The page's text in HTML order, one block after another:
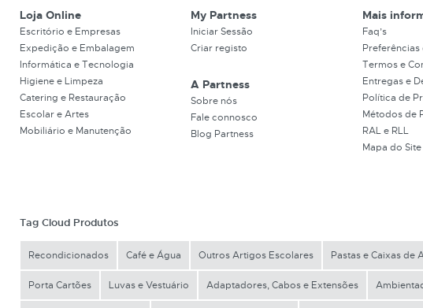
Loja Online
Escritório e Empresas
Expedição e Embalagem
Informática e Tecnologia
Higiene e Limpeza
Catering e Restauração
Escolar e Artes
Mobiliário e Manutenção
My Partness
Iniciar Sessão
Criar registo
A Partness
Sobre nós
Fale connosco
Blog Partness
Mais
Faq’s
Termos e
Entregas e
Política de
Métodos de
RAL e RLL
Mapa do Site
Tag Cloud Produtos
Recondicionados Café e Água Outros Artigos Escolares Pastas e Caixas de
Porta Cartões Luvas e Vestuário Adaptadores, Cabos e Extensões